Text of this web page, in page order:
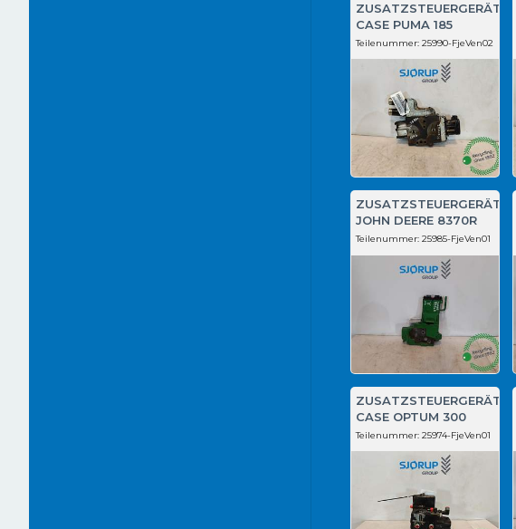
ZUSATZSTEUERGERÄT
CASE PUMA 185
Teilenummer: 25990-FjeVen02
ZUSATZSTEUERGERÄT
JOHN DEERE 8370R
Teilenummer: 25985-FjeVen01
ZUSATZSTEUERGERÄT
CASE OPTUM 300
Teilenummer: 25974-FjeVen01